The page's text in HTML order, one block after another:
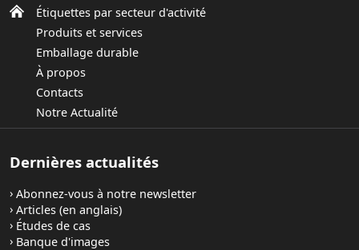
Étiquettes par secteur d'activité
Produits et services
Emballage durable
À propos
Contacts
Notre Actualité
Dernières actualités
Abonnez-vous à notre newsletter
Articles (en anglais)
Études de cas
Banque d'images